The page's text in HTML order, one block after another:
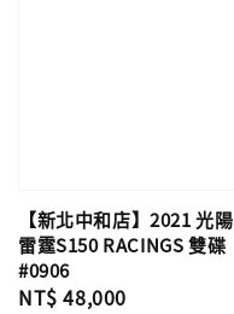
【新北中和店】2021 光陽
雷霆S150 RACINGS 雙碟
#0906
Regular
NT$ 48,000